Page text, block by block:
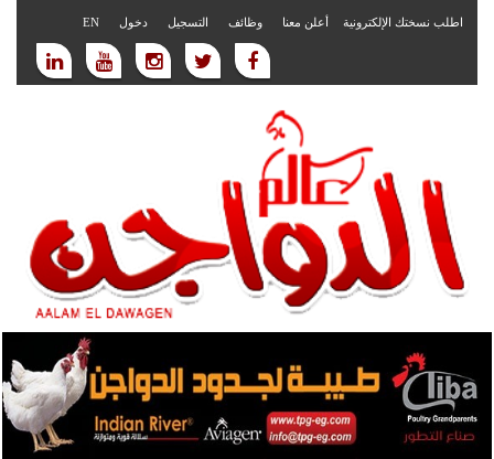
اطلب نسختك الإلكترونية أعلن معنا وظائف التسجيل دخول EN